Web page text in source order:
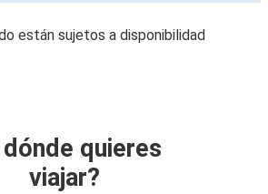
están sujetos a disponibilidad
quieres
viajar?